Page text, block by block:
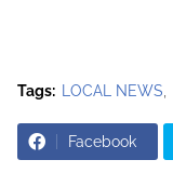
Tags: LOCAL NEWS
Facebook